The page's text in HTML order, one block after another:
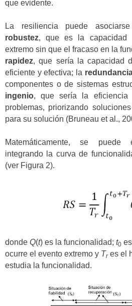
que evidente.
La resiliencia puede
robustez, que es la capacidad
extremo sin que el fracaso en la
rapidez, que sería la capacidad
eficiente y efectiva; la
componentes o de sistemas
ingenio, que sería la eficiencia
problemas, priorizando
para su solución (Bruneau et al.,
Matemáticamente, se
integrando la curva de
(ver Figura 2).
donde Q(t) es la funcionalidad; t0
ocurre el evento extremo y Tres el
estudia la funcionalidad.